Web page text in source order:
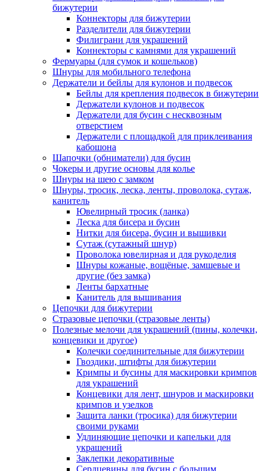
бижутерии
Коннекторы для бижутерии
Разделители для бижутерии
Филиграни для украшений
Коннекторы с камнями для украшений
Фермуары (для сумок и кошельков)
Шнуры для мобильного телефона
Держатели и бейлы для кулонов и подвесок
Бейлы для крепления подвесок в бижутерии
Держатели кулонов и подвесок
Держатели для бусин с несквозным
отверстием
Держатели с площадкой для приклеивания
кабошона
Шапочки (обниматели) для бусин
Чокеры и другие основы для колье
Шнуры на шею с замком
Шнуры, тросик, леска, ленты, проволока, сутаж,
канитель
Ювелирный тросик (ланка)
Леска для бисера и бусин
Нитки для бисера, бусин и вышивки
Сутаж (сутажный шнур)
Проволока ювелирная и для рукоделия
Шнуры кожаные, вощёные, замшевые и
другие (без замка)
Ленты бархатные
Канитель для вышивания
Цепочки для бижутерии
Стразовые цепочки (стразовые ленты)
Полезные мелочи для украшений (пины, колечки,
концевики и другое)
Колечки соединительные для бижутерии
Гвоздики, штифты для бижутерии
Кримпы и бусины для маскировки кримпов
для украшений
Концевики для лент, шнуров и маскировки
кримпов и узелков
Защита ланки (тросика) для бижутерии
своими руками
Удлиняющие цепочки и капельки для
украшений
Заклепки декоративные